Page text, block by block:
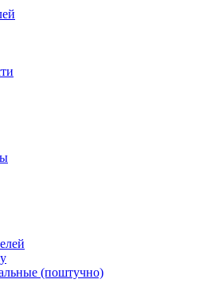
(поштучно)